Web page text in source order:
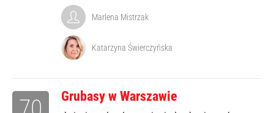
Marlena Mistrzak
Katarzyna Świerczyńska
Grubasy w Warszawie